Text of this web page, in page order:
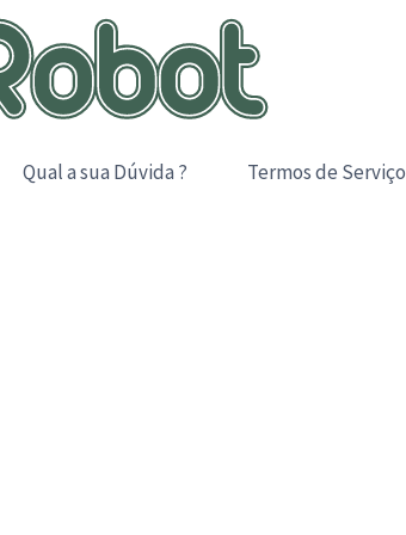
Qual a sua Dúvida ? Termos de Serviço